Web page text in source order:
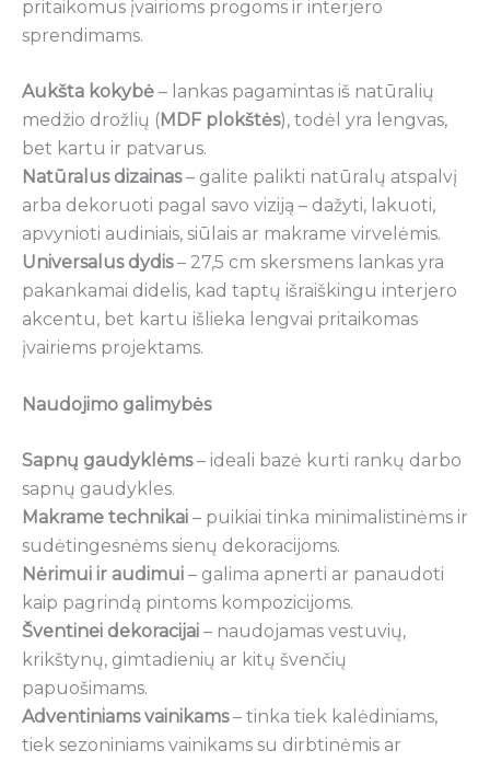
pritaikomus įvairioms progoms ir interjero
sprendimams.
Aukšta kokybė – lankas pagamintas iš natūralių
medžio drožlių ( MDF plokštės), todėl yra lengvas,
bet kartu ir patvarus.
Natūralus dizainas– galite palikti natūralų atspalvį
arba dekoruoti pagal savo viziją – dažyti, lakuoti,
apvynioti audiniais, siūlais ar makrame virvelėmis.
Universalus dydis– 27,5 cm skersmens lankas yra
pakankamai didelis, kad taptų išraiškingu interjero
akcentu, bet kartu išlieka lengvai pritaikomas
įvairiems projektams.
Naudojimo galimybės
Sapnų gaudyklėms– ideali bazė kurti rankų darbo
sapnų gaudykles.
Makrame technikai – puikiai tinka minimalistinėms ir
sudėtingesnėms sienų dekoracijoms.
Nėrimui ir audimui – galima apnerti ar panaudoti
kaip pagrindą pintoms kompozicijoms.
Šventinei dekoracijai – naudojamas vestuvių,
krikštynų, gimtadienių ar kitų švenčių
papuošimams.
Adventiniams vainikams– tinka tiek kalėdiniams,
tiek sezoniniams vainikams su dirbtinėmis ar